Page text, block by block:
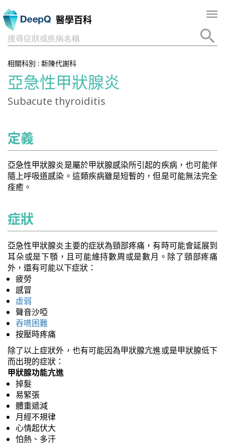
醫學百科
搜尋症狀或疾病名稱
相關科別 : 新陳代謝科
亞急性甲狀腺炎
Subacute thyroiditis
定義
亞急性甲狀腺炎是屬於甲狀腺感染所引起的疾病，也可能伴
隨上呼吸道感染。這類疾病雖是短暫的，但是可能無法完全
痊癒。
症狀
亞急性甲狀腺炎主要的症狀為頸部疼痛，有時可能會延展到
耳朵或是下顎，且可能維持數周或是數月。除了頸部疼痛
外，還有可能以下症狀：
疲勞
感冒
虛弱
聲音沙啞
吞嚥困難
按壓時疼痛
除了以上症狀外，也有可能因為甲狀腺亢進或是甲狀腺低下
而出現的症狀：
甲狀腺功能亢進
掉髮
易緊張
體重遞減
月經不規律
心情起伏大
怕熱、多汗